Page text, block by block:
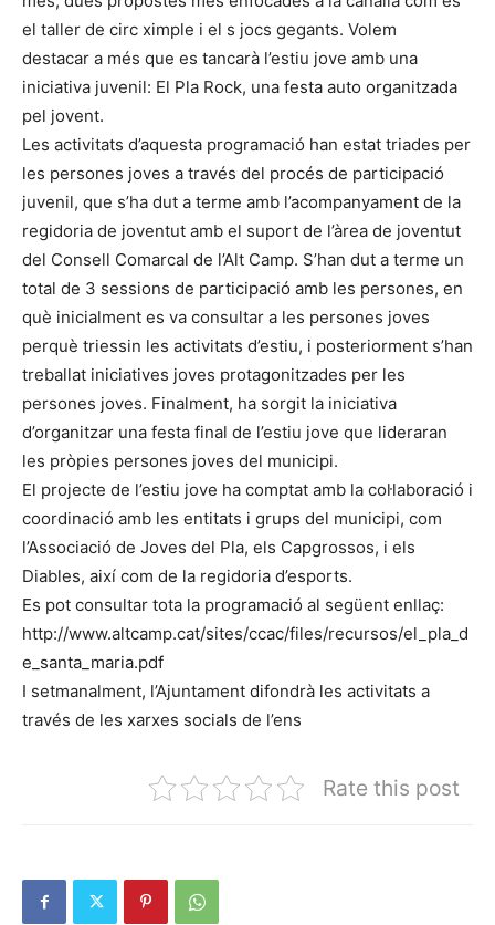
el taller de circ ximple i el s jocs gegants. Volem
destacar a més que es tancarà l’estiu jove amb una
iniciativa juvenil: El Pla Rock, una festa auto organitzada
pel jovent.
Les activitats d’aquesta programació han estat triades per
les persones joves a través del procés de participació
juvenil, que s’ha dut a terme amb l’acompanyament de la
regidoria de joventut amb el suport de l’àrea de joventut
del Consell Comarcal de l’Alt Camp. S’han dut a terme un
total de 3 sessions de participació amb les persones, en
què inicialment es va consultar a les persones joves
perquè triessin les activitats d’estiu, i posteriorment s’han
treballat iniciatives joves protagonitzades per les
persones joves. Finalment, ha sorgit la iniciativa
d’organitzar una festa final de l’estiu jove que lideraran
les pròpies persones joves del municipi.
El projecte de l’estiu jove ha comptat amb la col·laboració i
coordinació amb les entitats i grups del municipi, com
l’Associació de Joves del Pla, els Capgrossos, i els
Diables, així com de la regidoria d’esports.
Es pot consultar tota la programació al següent enllaç:
http://www.altcamp.cat/sites/ccac/files/recursos/el_pla_d
e_santa_maria.pdf
I setmanalment, l’Ajuntament difondrà les activitats a
través de les xarxes socials de l’ens
Rate this post